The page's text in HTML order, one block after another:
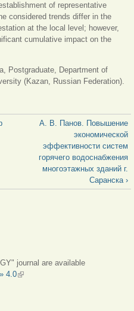
of representative
considered trends differ in the
at the local level; however,
cumulative impact on the
Postgraduate, Department of
(Kazan, Russian Federation).
А. В. Панов. Повышение
экономической
эффективности систем
горячего водоснабжения
многоэтажных зданий г.
Саранска ›
journal are available
4.0(link is external)